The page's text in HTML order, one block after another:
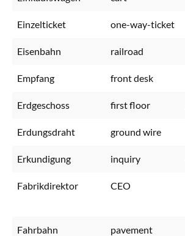
Einzelticket one-way-ticket
Eisenbahn railroad
Empfang front desk
Erdgeschoss first floor
Erdungsdraht ground wire
Erkundigung inquiry
Fabrikdirektor CEO
Fahrbahn pavement